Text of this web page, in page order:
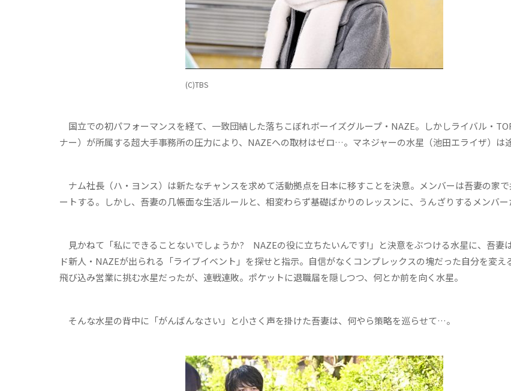
(C)TBS
国立での初パフォーマンスを経て、一致団結した落ちこぼれボーイズグループ・NAZE。しかしライバル・
ナー）が所属する超大手事務所の圧力により、NAZEへの取材はゼロ…。マネジャーの水星（池田エライザ）は
ナム社長（ハ・ヨンス）は新たなチャンスを求めて活動拠点を日本に移すことを決意。メンバーは吾妻の家
ートする。しかし、吾妻の几帳面な生活ルールと、相変わらず基礎ばかりのレッスンに、うんざりするメンバー
見かねて「私にできることないでしょうか? NAZEの役に立ちたいんです!」と決意をぶつける水星に、吾妻
ド新人・NAZEが出られる「ライブイベント」を探せと指示。自信がなくコンプレックスの塊だった自分を変え
飛び込み営業に挑む水星だったが、連戦連敗。ポケットに退職届を隠しつつ、何とか前を向く水星。
そんな水星の背中に「がんばんなさい」と小さく声を掛けた吾妻は、何やら策略を巡らせて…。